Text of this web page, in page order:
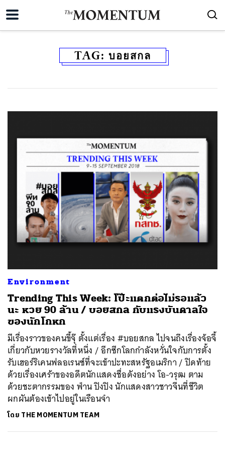
TAG: บอยสกล
Environment
Trending This Week: โป๊ะแตกต่อไม่รอแล้ว
นะ หวย 90 ล้าน / บอยสกล กับแรงบันดาลใจ
ของนักโกหก
มีเรื่องราวของคนขี้จุ๊ ตั้งแต่เรื่อง #บอยสกล ไปจนถึงเรื่องจ้อจี้
เกี่ยวกับหวยรางวัลที่หนึ่ง / อีกซีกโลกกำลังหวั่นใจกับการตั้ง
รับเฮอร์ริเคนฟลอเรนซ์ที่จะเข้าปะทะสหรัฐอเมริกา / ปิดท้าย
ด้วยเรื่องเศร้าของอดีตนักแสดงชื่อดังอย่าง โอ-วรุฒ ตาม
ด้วยชะตากรรมของ ฟ่าน ปิงปิง นักแสดงสาวชาวจีนที่ชีวิต
ผกผันต้องเข้าไปอยู่ในเรือนจำ
โดย THE MOMENTUM TEAM
SHARE